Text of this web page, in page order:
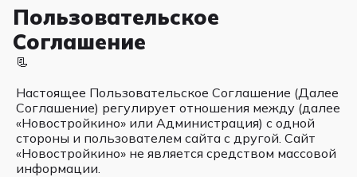
Пользовательское
Соглашение
📃
Настоящее Пользовательское Соглашение (Далее
Соглашение) регулирует отношения между (далее
«Новостройкино» или Администрация) с одной
стороны и пользователем сайта с другой. Сайт
«Новостройкино» не является средством массовой
информации.